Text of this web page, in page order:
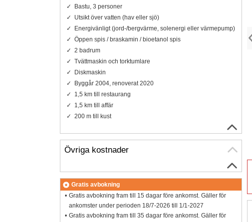
Bastu, 3 personer
Utsikt över vatten (hav eller sjö)
Energivänligt (jord-/bergvärme, solenergi eller värmepump)
Öppen spis / braskamin / bioetanol spis
2 badrum
Tvättmaskin och torktumlare
Diskmaskin
Byggår 2004, renoverat 2020
1,5 km till restaurang
1,5 km till affär
200 m till kust
Övriga kostnader
Gratis avbokning
Gratis avbokning fram till 15 dagar före ankomst. Gäller för
ankomster under perioden 18/7-2026 till 1/1-2027
Gratis avbokning fram till 35 dagar före ankomst. Gäller för